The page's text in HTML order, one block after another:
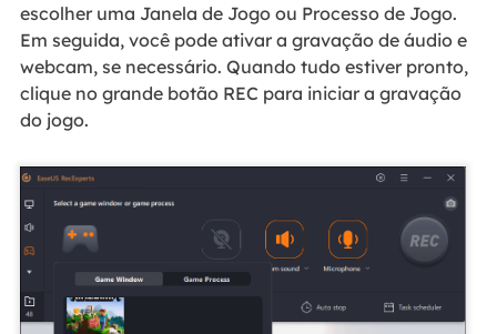
escolher uma Janela de Jogo ou Processo de Jogo.
Em seguida, você pode ativar a gravação de áudio e
webcam, se necessário. Quando tudo estiver pronto,
clique no grande botão REC para iniciar a gravação
do jogo.